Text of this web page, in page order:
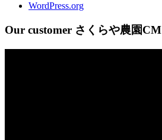
WordPress.org
Our customer さくらや農園CM